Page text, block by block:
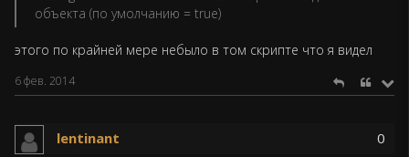
объекта (по умолчанию = true)
этого по крайней мере небыло в том скрипте что я видел
6 фев. 2014
lentinant 0